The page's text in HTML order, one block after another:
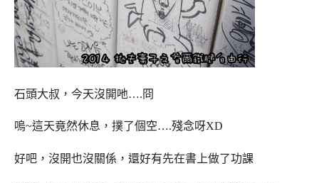
石頭大叔，今天沒開吔….冏
嗚~這天竟然休息，撲了個空….殘念呀XD
好吧，沒開也沒關係，還好有先在書上做了功課